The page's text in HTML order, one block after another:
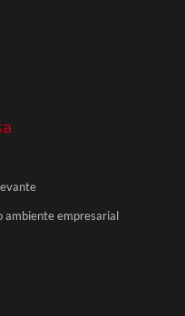
empresarial